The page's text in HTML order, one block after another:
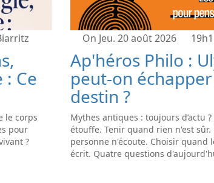
Ce
le corps
pour
?
On Jeu. 20 août 2026
Ap'héros Philo :
peut-on
destin ?
Mythes antiques : toujours d’actu
étouffe. Tenir quand rien n'est sûr.
personne n'écoute. Choisir quand
écrit. Quatre questions